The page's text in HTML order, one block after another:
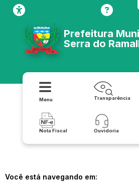
Prefeitura
Serra do
Menu Transparência
Nota Fiscal Ouvidoria
Você está navegando em: